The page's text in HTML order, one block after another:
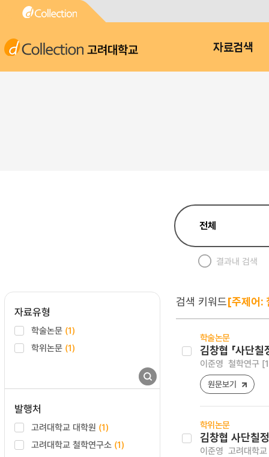
고려대학교 자료검색
결과내 검색
자료유형
학술논문 (1)
학위논문 (1)
발행처
고려대학교 대학원 (1)
고려대학교 철학연구소 (1)
검색 키워드[주제어:
학술논문
김창협 「사단
이준영 철학연구
원문보기
학위논문
김창협 사단칠
이준영 고려대학